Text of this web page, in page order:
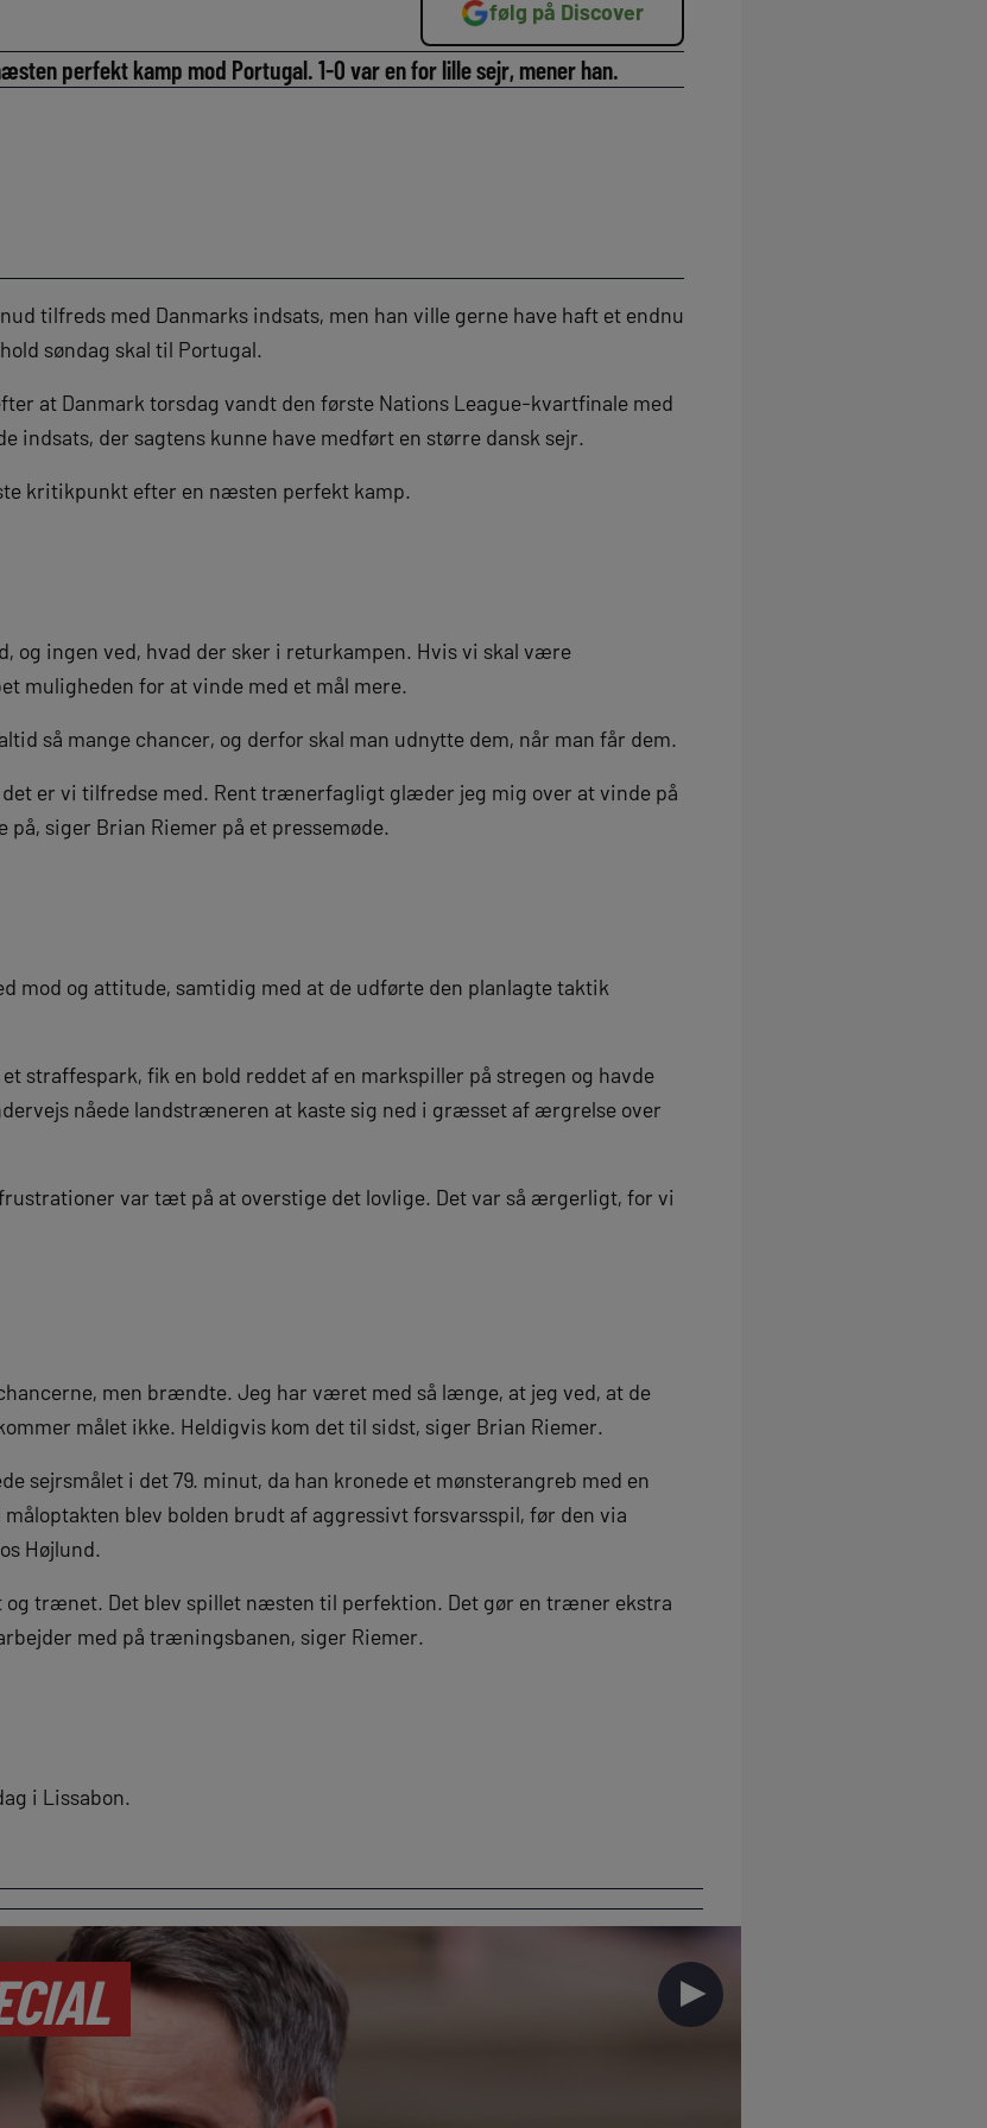
følg på Discover
perfekt kamp mod Portugal. 1-0 var en for lille sejr, mener han.
tilfreds med Danmarks indsats, men han ville gerne have haft et endnu
søndag skal til Portugal.
at Danmark torsdag vandt den første Nations League-kvartfinale med
indsats, der sagtens kunne have medført en større dansk sejr.
kritikpunkt efter en næsten perfekt kamp.
og ingen ved, hvad der sker i returkampen. Hvis vi skal være
muligheden for at vinde med et mål mere.
så mange chancer, og derfor skal man udnytte dem, når man får dem.
er vi tilfredse med. Rent trænerfagligt glæder jeg mig over at vinde på
på, siger Brian Riemer på et pressemøde.
mod og attitude, samtidig med at de udførte den planlagte taktik
straffespark, fik en bold reddet af en markspiller på stregen og havde
nåede landstræneren at kaste sig ned i græsset af ærgrelse over
var tæt på at overstige det lovlige. Det var så ærgerligt, for vi
men brændte. Jeg har været med så længe, at jeg ved, at de
målet ikke. Heldigvis kom det til sidst, siger Brian Riemer.
sejrsmålet i det 79. minut, da han kronede et mønsterangreb med en
blev bolden brudt af aggressivt forsvarsspil, før den via
Højlund.
trænet. Det blev spillet næsten til perfektion. Det gør en træner ekstra
med på træningsbanen, siger Riemer.
i Lissabon.
►